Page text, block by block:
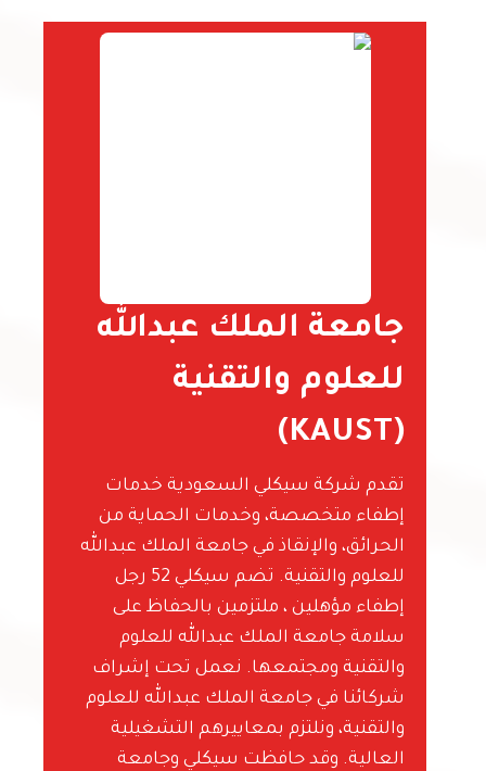
جامعة الملك عبدالله
للعلوم والتقنية
(KAUST)
تقدم شركة سيكلي السعودية خدمات
إطفاء متخصصة، وخدمات الحماية من
الحرائق، والإنقاذ في جامعة الملك عبدالله
للعلوم والتقنية. تضم سيكلي 52 رجل
إطفاء مؤهلين ، ملتزمين بالحفاظ على
سلامة جامعة الملك عبدالله للعلوم
والتقنية ومجتمعها. نعمل تحت إشراف
شركائنا في جامعة الملك عبدالله للعلوم
والتقنية، ونلتزم بمعاييرهم التشغيلية
العالية. وقد حافظت سيكلي وجامعة